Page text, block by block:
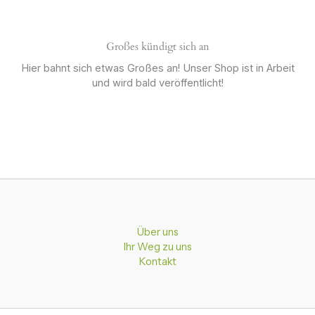
Großes kündigt sich an
Hier bahnt sich etwas Großes an! Unser Shop ist in Arbeit
und wird bald veröffentlicht!
Über uns
Ihr Weg zu uns
Kontakt